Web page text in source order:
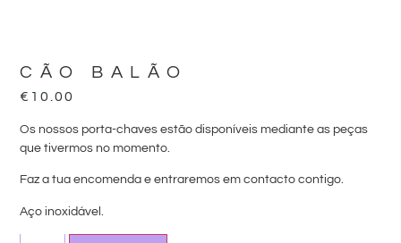
CÃO BALÃO
€ 10.00
Os nossos porta-chaves estão disponíveis mediante as peças
que tivermos no momento.
Faz a tua encomenda e entraremos em contacto contigo.
Aço inoxidável.